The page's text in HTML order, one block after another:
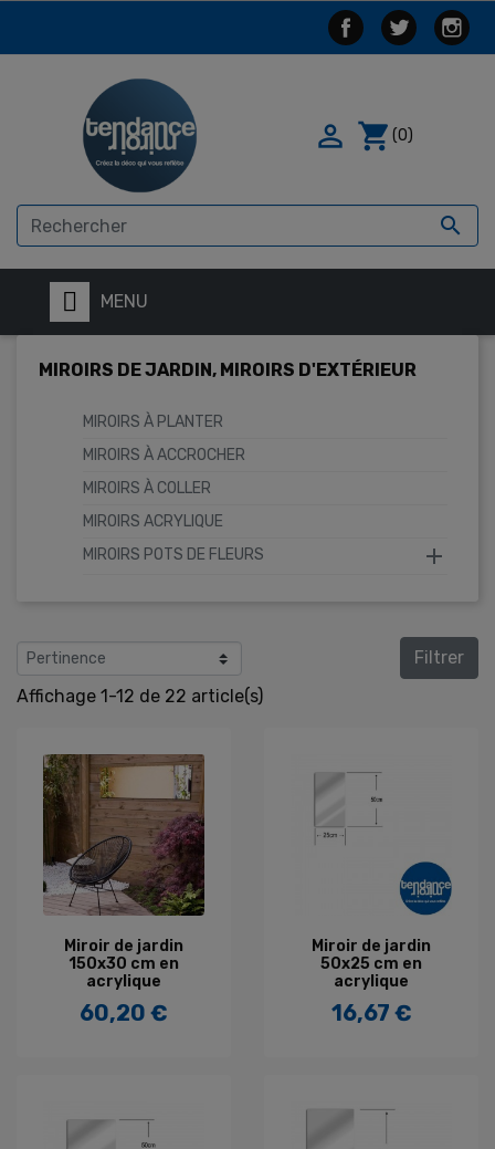

 shopping_cart (0)
MENU
MIROIRS DE JARDIN, MIROIRS D'EXTÉRIEUR
MIROIRS À PLANTER
MIROIRS À ACCROCHER
MIROIRS À COLLER
MIROIRS ACRYLIQUE
MIROIRS POTS DE FLEURS

Filtrer
Affichage 1-12 de 22 article(s)
Miroir de jardin
150x30 cm en
acrylique
Prix
60,20 €
Miroir de jardin
50x25 cm en
acrylique
Prix
16,67 €